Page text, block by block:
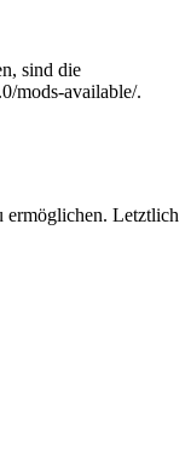
sind die
mods-available/.
ermöglichen. Letztlich